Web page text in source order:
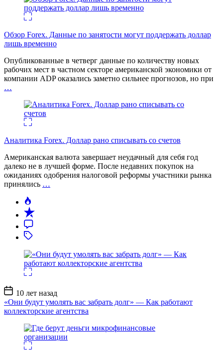
Обзор Forex. Данные по занятости могут поддержать доллар
лишь временно
Опубликованные в четверг данные по количеству новых
рабочих мест в частном секторе американской экономики от
компании ADP оказались заметно сильнее прогнозов, но при
…
Аналитика Forex. Доллар рано списывать со счетов
Американская валюта завершает неудачный для себя год
далеко не в лучшей форме. После недавних покупок на
ожиданиях одобрения налоговой реформы участники рынка
принялись …
Дата
записи
10 лет назад
«Они будут умолять вас забрать долг» — Как работают
коллекторские агентства